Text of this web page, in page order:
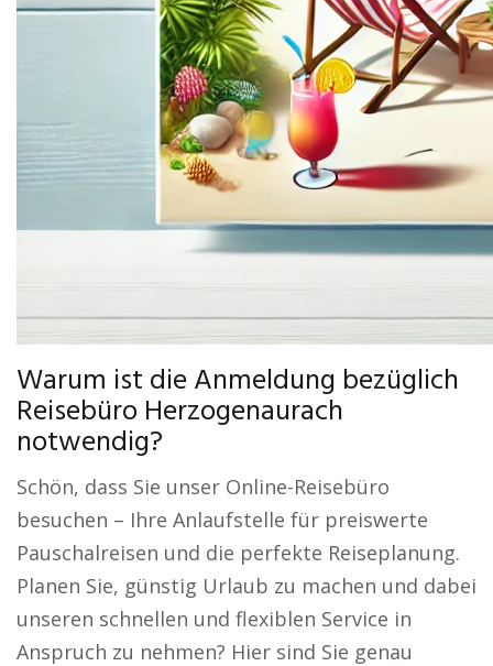
Warum ist die Anmeldung bezüglich
Reisebüro Herzogenaurach
notwendig?
Schön, dass Sie unser Online-Reisebüro
besuchen – Ihre Anlaufstelle für preiswerte
Pauschalreisen und die perfekte Reiseplanung.
Planen Sie, günstig Urlaub zu machen und dabei
unseren schnellen und flexiblen Service in
Anspruch zu nehmen? Hier sind Sie genau